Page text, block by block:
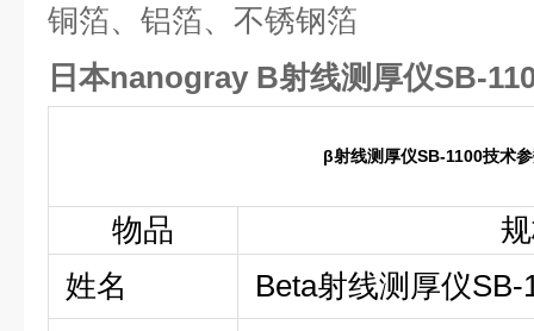
铜箔、铝箔、不锈钢箔
日本nanogray B射线测厚仪SB-
β射线测厚仪SB-1100技术
物品
姓名
Beta射线测厚仪SB-